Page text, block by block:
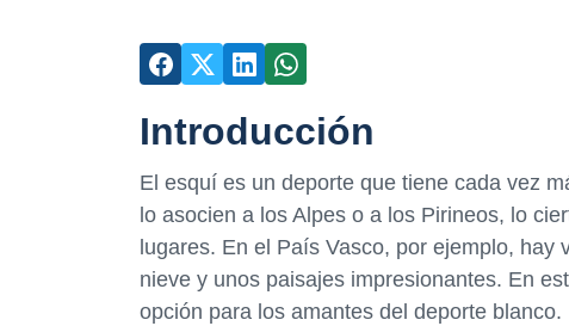
Introducción
El esquí es un deporte que tiene cada vez
lo asocien a los Alpes o a los Pirineos, lo
lugares. En el País Vasco, por ejemplo,
nieve y unos paisajes impresionantes. En
opción para los amantes del deporte blanco.